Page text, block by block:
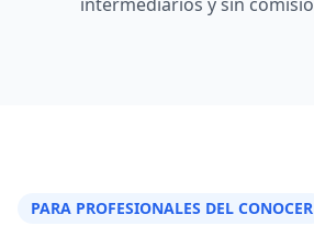
PARA PROFESIONALES DEL CONOCER